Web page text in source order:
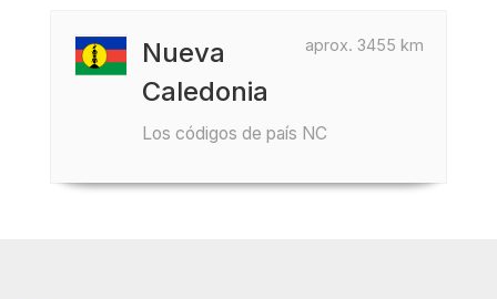
aprox. 3455 km
Nueva
Caledonia
Los códigos de país NC